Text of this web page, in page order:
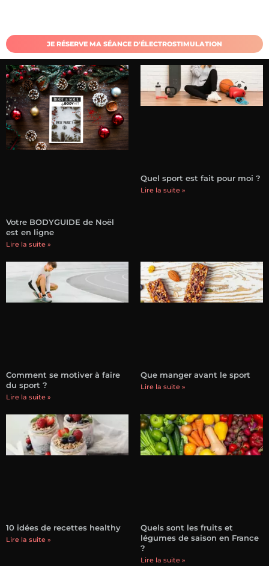
JE RÉSERVE MA SÉANCE D'ÉLECTROSTIMULATION
Votre BODYGUIDE de Noël
est en ligne
Lire la suite »
Quel sport est fait pour moi ?
Lire la suite »
Comment se motiver à faire
du sport ?
Lire la suite »
Que manger avant le sport
Lire la suite »
10 idées de recettes healthy
Lire la suite »
Quels sont les fruits et
légumes de saison en France
?
Lire la suite »